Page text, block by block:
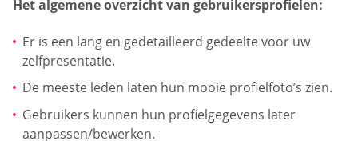
Het algemene overzicht van gebruikersprofielen:
Er is een lang en gedetailleerd gedeelte voor uw
zelfpresentatie.
De meeste leden laten hun mooie profielfoto’s zien.
Gebruikers kunnen hun profielgegevens later
aanpassen/bewerken.